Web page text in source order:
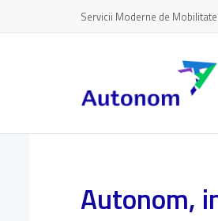
Servicii Moderne de Mobilitate
Autonom,